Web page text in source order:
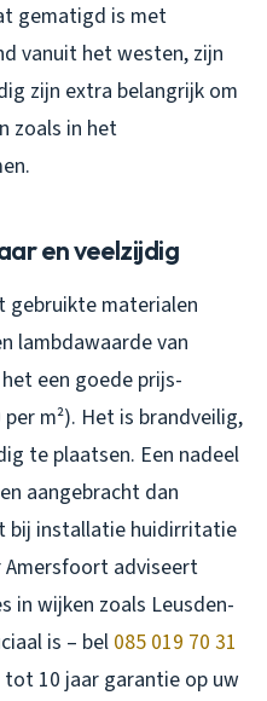
gematigd is met
vanuit het westen, zijn
zijn extra belangrijk om
zoals in het
en veelzijdig
gebruikte materialen
lambdawaarde van
een goede prijs-
m²). Het is brandveilig,
te plaatsen. Een nadeel
aangebracht dan
bij installatie huidirritatie
Amersfoort adviseert
in wijken zoals Leusden-
is – bel 085 019 70 31
10 jaar garantie op uw